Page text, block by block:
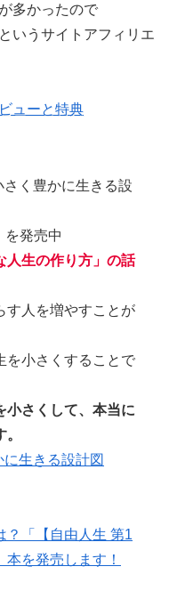
多かったので
いうサイトアフィリエ
ューと特典
さく豊かに生きる設
発売中
人生の作り方」の話
す人を増やすことが
を小さくすることで
小さくして、本当に
に生きる設計図
？「【自由人生 第1
を発売します！